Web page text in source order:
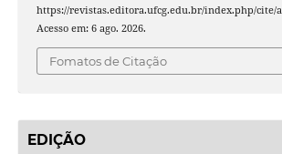
https://revistas.editora.ufcg.edu.br/index.php/cite/
Acesso em: 6 ago. 2026.
Fomatos de Citação
EDIÇÃO